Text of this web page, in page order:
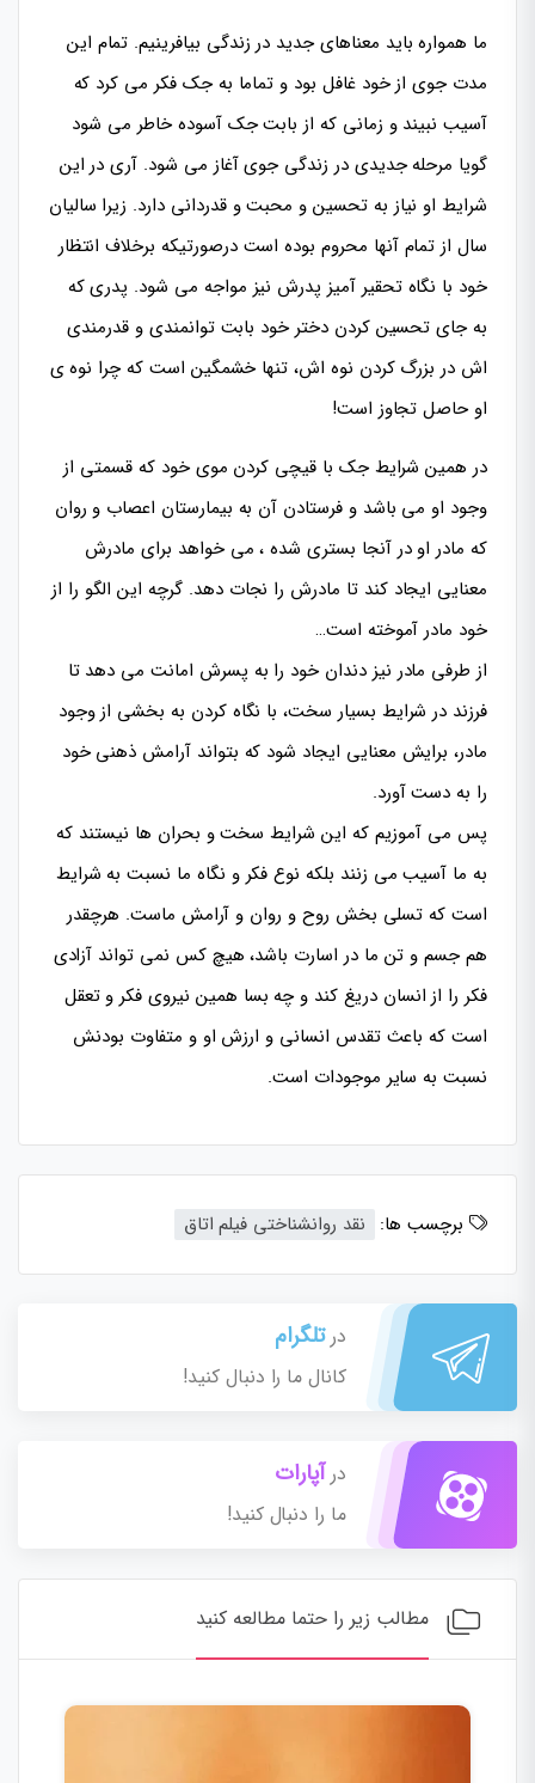
ما همواره باید معناهای جدید در زندگی بیافرینیم. تمام این
مدت جوی از خود غافل بود و تماما به جک فکر می کرد که
آسیب نبیند و زمانی که از بابت جک آسوده خاطر می شود
گویا مرحله جدیدی در زندگی جوی آغاز می شود. آری در این
شرایط او نیاز به تحسین و محبت و قدردانی دارد. زیرا سالیان
سال از تمام آنها محروم بوده است درصورتیکه برخلاف انتظار
خود با نگاه تحقیر آمیز پدرش نیز مواجه می شود. پدری که
به جای تحسین کردن دختر خود بابت توانمندی و قدرمندی
اش در بزرگ کردن نوه اش، تنها خشمگین است که چرا نوه ی
او حاصل تجاوز است!
در همین شرایط جک با قیچی کردن موی خود که قسمتی از
وجود او می باشد و فرستادن آن به بیمارستان اعصاب و روان
که مادر او در آنجا بستری شده ، می خواهد برای مادرش
معنایی ایجاد کند تا مادرش را نجات دهد. گرچه این الگو را از
خود مادر آموخته است…
از طرفی مادر نیز دندان خود را به پسرش امانت می دهد تا
فرزند در شرایط بسیار سخت، با نگاه کردن به بخشی از وجود
مادر، برایش معنایی ایجاد شود که بتواند آرامش ذهنی خود
را به دست آورد.
پس می آموزیم که این شرایط سخت و بحران ها نیستند که
به ما آسیب می زنند بلکه نوع فکر و نگاه ما نسبت به شرایط
است که تسلی بخش روح و روان و آرامش ماست. هرچقدر
هم جسم و تن ما در اسارت باشد، هیچ کس نمی تواند آزادی
فکر را از انسان دریغ کند و چه بسا همین نیروی فکر و تعقل
است که باعث تقدس انسانی و ارزش او و متفاوت بودنش
نسبت به سایر موجودات است.
برچسب ها: نقد روانشناختی فیلم اتاق
درتلگرام
کانال ما را دنبال کنید!
درآپارات
ما را دنبال کنید!
مطالب زیر را حتما مطالعه کنید